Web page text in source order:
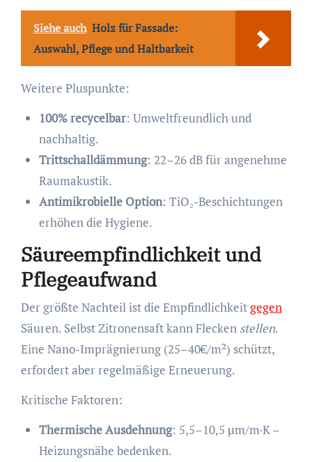
Siehe auch Holz für Fassade:
Auswahl, Pflege und Haltbarkeit
Weitere Pluspunkte:
100% recycelbar: Umweltfreundlich und
nachhaltig.
Trittschalldämmung: 22–26 dB für angenehme
Raumakustik.
Antimikrobielle Option: TiO₂-Beschichtungen
erhöhen die Hygiene.
Säureempfindlichkeit und
Pflegeaufwand
Der größte Nachteil ist die Empfindlichkeitgegen
Säuren. Selbst Zitronensaft kann Flecken stellen.
Eine Nano-Imprägnierung (25–40€/m²) schützt,
erfordert aber regelmäßige Erneuerung.
Kritische Faktoren:
Thermische Ausdehnung: 5,5–10,5 µm/m·K –
Heizungsnähe bedenken.